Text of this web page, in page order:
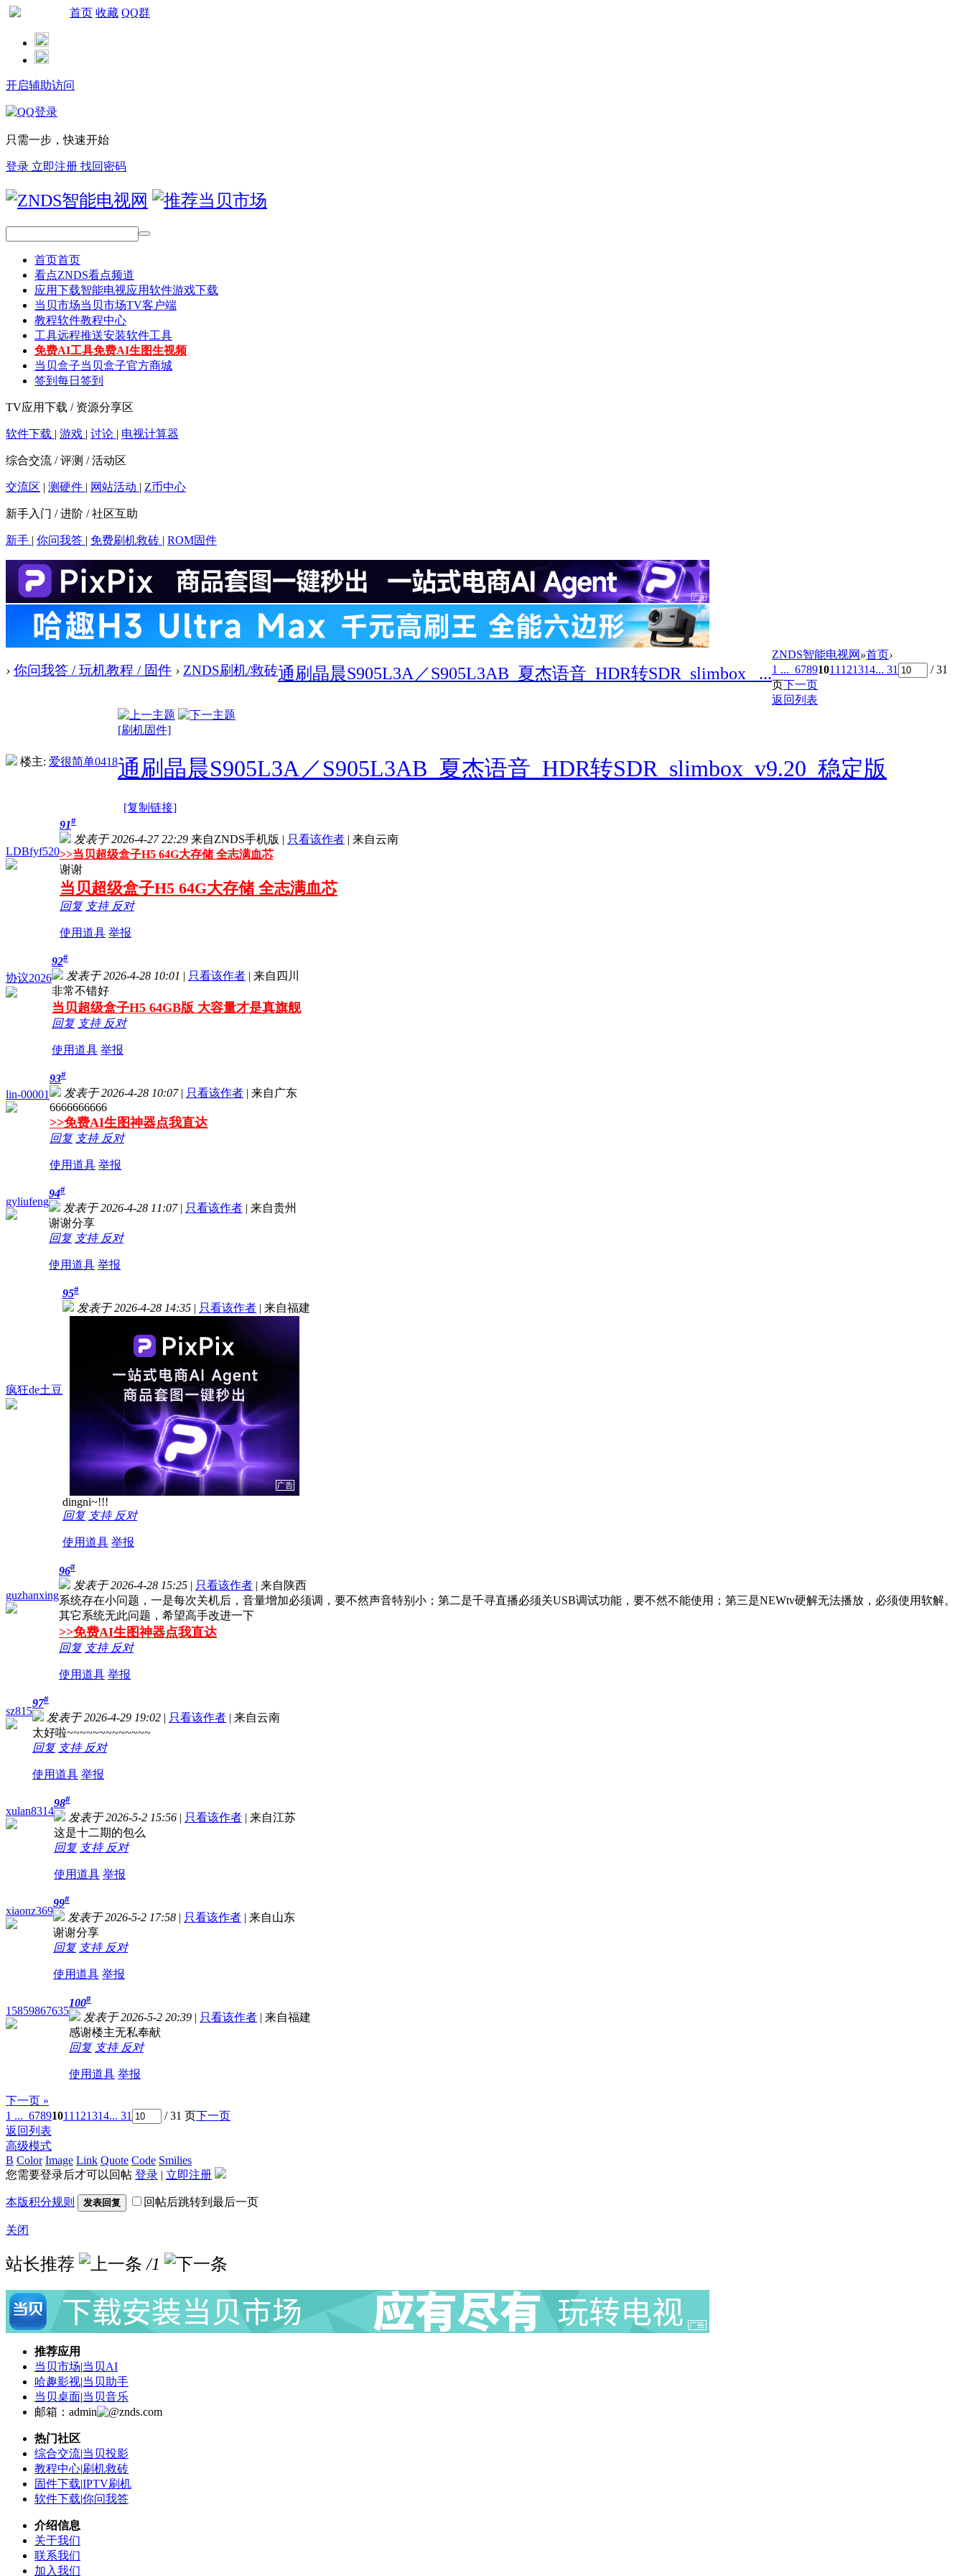
首页 收藏 QQ群
开启辅助访问
只需一步，快速开始
登录 立即注册 找回密码
首页首页
看点ZNDS看点频道
应用下载智能电视应用软件游戏下载
当贝市场当贝市场TV客户端
教程软件教程中心
工具远程推送安装软件工具
免费AI工具免费AI生图生视频
当贝盒子当贝盒子官方商城
签到 每日签到
TV应用下载 / 资源分享区
软件下载 | 游戏 | 讨论 | 电视计算器
综合交流 / 评测 / 活动区
交流区 | 测硬件 | 网站活动 | Z币中心
新手入门 / 进阶 / 社区互助
新手 | 你问我答 | 免费刷机救砖 | ROM固件
ZNDS智能电视网 »首页
› 你问我答 / 玩机教程 / 固件 › ZNDS刷机/救砖
›
通刷晶晨S905L3A／S905L3AB_夏杰语音_HDR转SDR_slimbox_ ...1 ... 67891011 121314... 31
/ 31
页下一页
返回列表
楼主: 爱很简单0418
[刷机固件]
通刷晶晨S905L3A／S905L3AB_夏杰语音_HDR转SDR_slimbox_v9.20_稳定版
[复制链接]
LDBfyf520
91#
发表于 2026-4-27 22:29 来自ZNDS手机版 | 只看该作者 | 来自云南
>>当贝超级盒子H5 64G大存储 全志满血芯
谢谢
当贝超级盒子H5 64G大存储 全志满血芯
回复 支持 反对
使用道具 举报
协议2026
92#
发表于 2026-4-28 10:01 | 只看该作者 | 来自四川
非常不错好
当贝超级盒子H5 64GB版 大容量才是真旗舰
回复 支持 反对
使用道具 举报
lin-00001
93#
发表于 2026-4-28 10:07 | 只看该作者 | 来自广东
6666666666
>>免费AI生图神器点我直达
回复 支持 反对
使用道具 举报
gyliufeng
94#
发表于 2026-4-28 11:07 | 只看该作者 | 来自贵州
谢谢分享
回复 支持 反对
使用道具 举报
疯狂de土豆
95#
发表于 2026-4-28 14:35 | 只看该作者 | 来自福建
dingni~!!!
回复 支持 反对
使用道具 举报
guzhanxing
96#
发表于 2026-4-28 15:25 | 只看该作者 | 来自陕西
系统存在小问题，一是每次关机后，音量增加必须调，要不然声音特别小；第二是千寻直播必须关USB调试功能，要不然不能使用；第三是NEWtv硬解无法播放，必须使用软解。
其它系统无此问题，希望高手改进一下
>>免费AI生图神器点我直达
回复 支持 反对
使用道具 举报
sz815
97#
发表于 2026-4-29 19:02 | 只看该作者 | 来自云南
太好啦~~~~~~~~~~~~~
回复 支持 反对
使用道具 举报
xulan8314
98#
发表于 2026-5-2 15:56 | 只看该作者 | 来自江苏
这是十二期的包么
回复 支持 反对
使用道具 举报
xiaonz369
99#
发表于 2026-5-2 17:58 | 只看该作者 | 来自山东
谢谢分享
回复 支持 反对
使用道具 举报
15859867635
100#
发表于 2026-5-2 20:39 | 只看该作者 | 来自福建
感谢楼主无私奉献
回复 支持 反对
使用道具 举报
下一页 »
1 ... 67891011 121314... 31 / 31 页下一页
返回列表
高级模式
B Color Image Link Quote Code Smilies
您需要登录后才可以回帖 登录 | 立即注册
本版积分规则 发表回复 回帖后跳转到最后一页
关闭
站长推荐 /1
推荐应用
当贝市场|当贝AI
哈趣影视|当贝助手
当贝桌面|当贝音乐
邮箱：admin
znds.com
热门社区
综合交流|当贝投影
教程中心|刷机救砖
固件下载|IPTV刷机
软件下载|你问我答
介绍信息
关于我们
联系我们
加入我们